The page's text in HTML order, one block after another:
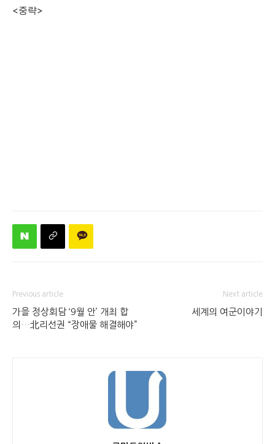
<중략>
Previous article
가을 정상회담 ‘9월 안’ 개최 합
의…北리선권 “장애물 해결해야”
Next article
세계의 여군이야기